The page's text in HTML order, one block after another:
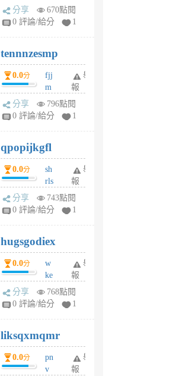
sg
sr
6
個
月
前
分享
670點閱
0 評論/給分
1
tennnzesmp
0.0分
fjj
m
w
rs
6
個
月
前
舉
報
分享
796點閱
0 評論/給分
1
qpopijkgfl
0.0分
sh
rls
k
m
6
個
月
前
舉
報
分享
743點閱
0 評論/給分
1
hugsgodiex
0.0分
w
ke
rv
pj
6
個
月
前
舉
報
分享
768點閱
0 評論/給分
1
liksqxmqmr
0.0分
pn
v
舉
報